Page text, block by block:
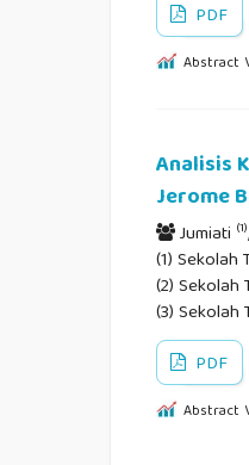
PDF
Abstract
Analisis
Jerome
Jumiati (1)
(1) Sekolah
(2) Sekolah
(3) Sekolah
PDF
Abstract